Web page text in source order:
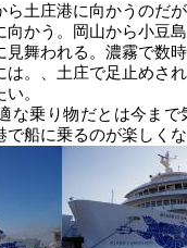
ら土庄港に向かうのだ
向かう。岡山から小豆
見舞われる。濃霧で数
は。、土庄で足止めさ
。
な乗り物だとは今ま
で船に乗るのが楽しく